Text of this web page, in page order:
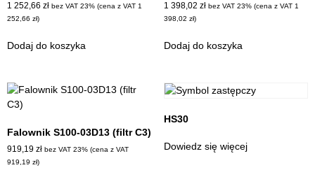
1 252,66 zł bez VAT 23% (cena z VAT 1
252,66 zł)
Dodaj do koszyka
1 398,02 zł bez VAT 23% (cena z VAT 1
398,02 zł)
Dodaj do koszyka
Falownik S100-03D13 (filtr C3)
919,19 zł bez VAT 23% (cena z VAT
919,19 zł)
HS30
Dowiedz się więcej